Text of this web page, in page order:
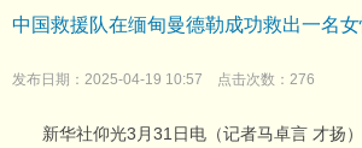
中国救援队在缅甸曼德勒成功救出一名
发布日期：2025-04-19 10:57 点击次数：276
新华社仰光3月31日电（记者马卓言 才扬